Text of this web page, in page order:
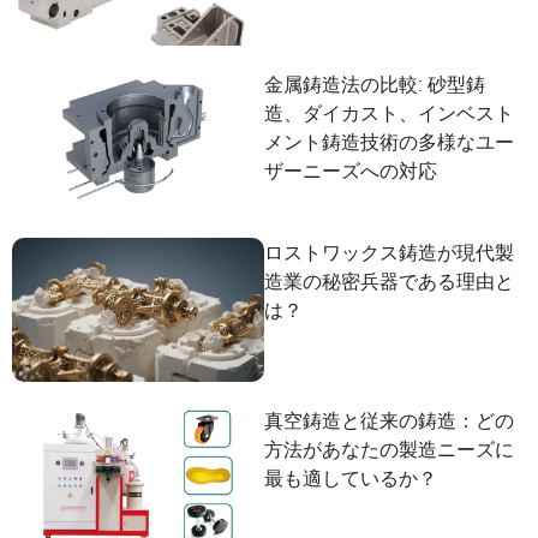
金属鋳造法の比較: 砂型鋳
造、ダイカスト、インベスト
メント鋳造技術の多様なユー
ザーニーズへの対応
ロストワックス鋳造が現代製
造業の秘密兵器である理由と
は？
真空鋳造と従来の鋳造：どの
方法があなたの製造ニーズに
最も適しているか？